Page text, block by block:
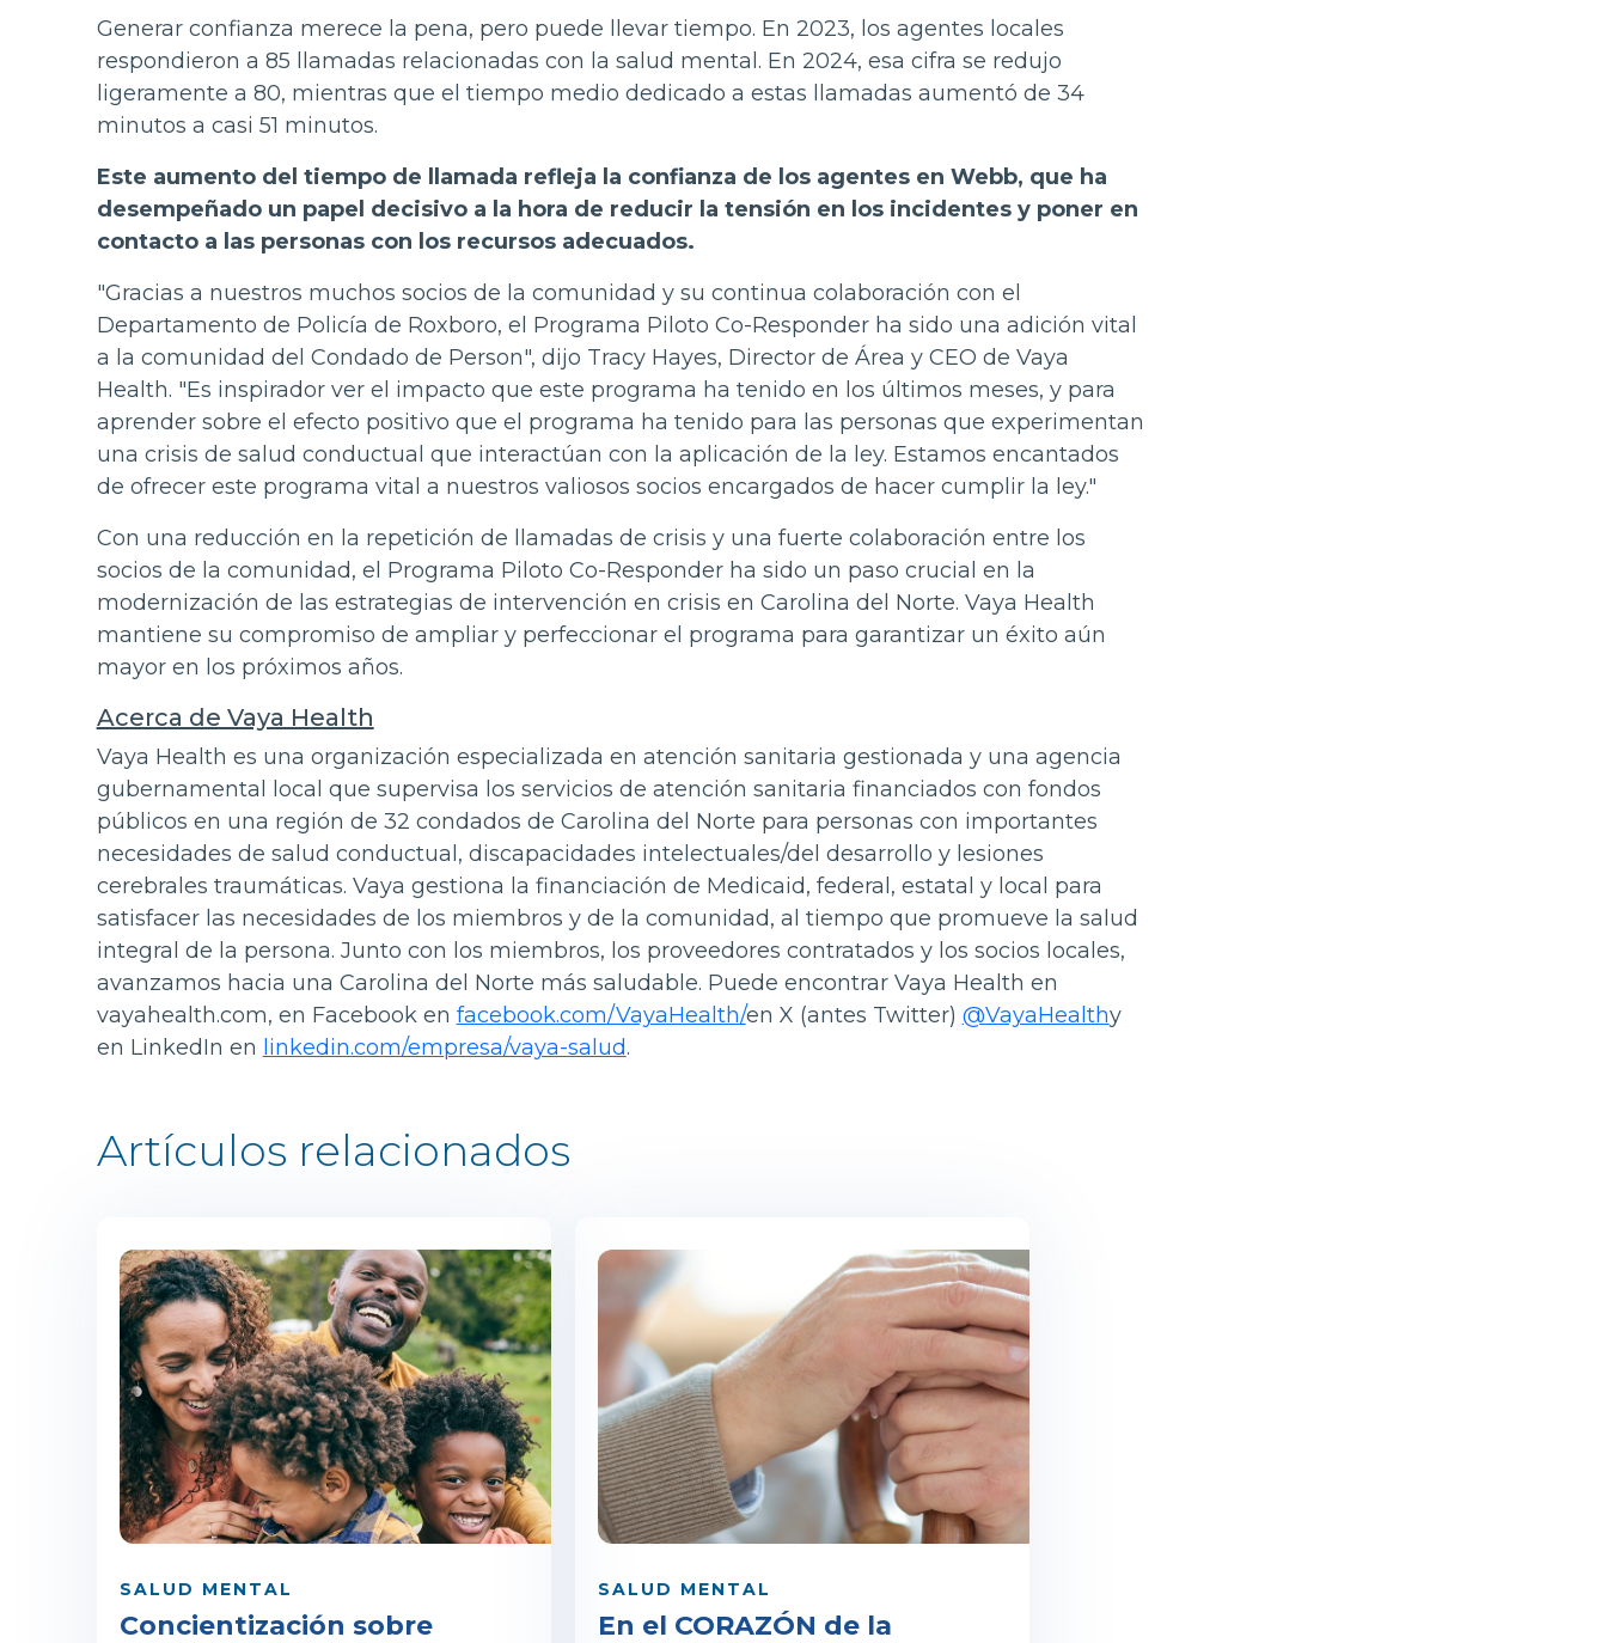
Generar confianza merece la pena, pero puede llevar tiempo. En 2023, los agentes locales
respondieron a 85 llamadas relacionadas con la salud mental. En 2024, esa cifra se redujo
ligeramente a 80, mientras que el tiempo medio dedicado a estas llamadas aumentó de 34
minutos a casi 51 minutos.
Este aumento del tiempo de llamada refleja la confianza de los agentes en Webb, que ha
desempeñado un papel decisivo a la hora de reducir la tensión en los incidentes y poner en
contacto a las personas con los recursos adecuados.
"Gracias a nuestros muchos socios de la comunidad y su continua colaboración con el
Departamento de Policía de Roxboro, el Programa Piloto Co-Responder ha sido una adición vital
a la comunidad del Condado de Person", dijo Tracy Hayes, Director de Área y CEO de Vaya
Health. "Es inspirador ver el impacto que este programa ha tenido en los últimos meses, y para
aprender sobre el efecto positivo que el programa ha tenido para las personas que experimentan
una crisis de salud conductual que interactúan con la aplicación de la ley. Estamos encantados
de ofrecer este programa vital a nuestros valiosos socios encargados de hacer cumplir la ley."
Con una reducción en la repetición de llamadas de crisis y una fuerte colaboración entre los
socios de la comunidad, el Programa Piloto Co-Responder ha sido un paso crucial en la
modernización de las estrategias de intervención en crisis en Carolina del Norte. Vaya Health
mantiene su compromiso de ampliar y perfeccionar el programa para garantizar un éxito aún
mayor en los próximos años.
Acerca de Vaya Health
Vaya Health es una organización especializada en atención sanitaria gestionada y una agencia
gubernamental local que supervisa los servicios de atención sanitaria financiados con fondos
públicos en una región de 32 condados de Carolina del Norte para personas con importantes
necesidades de salud conductual, discapacidades intelectuales/del desarrollo y lesiones
cerebrales traumáticas. Vaya gestiona la financiación de Medicaid, federal, estatal y local para
satisfacer las necesidades de los miembros y de la comunidad, al tiempo que promueve la salud
integral de la persona. Junto con los miembros, los proveedores contratados y los socios locales,
avanzamos hacia una Carolina del Norte más saludable. Puede encontrar Vaya Health en
vayahealth.com, en Facebook en facebook.com/VayaHealth/en X (antes Twitter) @VayaHealthy
en LinkedIn en linkedin.com/empresa/vaya-salud.
Artículos relacionados
SALUD MENTAL
Concientización sobre
SALUD MENTAL
En el CORAZÓN de la